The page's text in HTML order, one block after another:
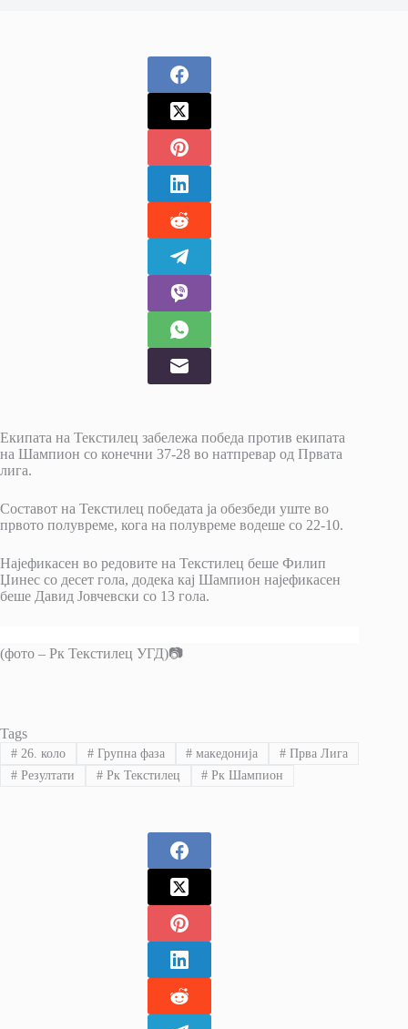
Екипата на Текстилец забележа победа против екипата
на Шампион со конечни 37-28 во натпревар од Првата
лига.
Составот на Текстилец победата ја обезбеди уште во
првото полувреме, кога на полувреме водеше со 22-10.
Најефикасен во редовите на Текстилец беше Филип
Џинес со десет гола, додека кај Шампион најефикасен
беше Давид Јовчевски со 13 гола.
(фото – Рк Текстилец УГД)📷
Tags
#26. коло #Групна фаза # македонија # Прва Лига
#Резултати #Рк Текстилец # Рк Шампион